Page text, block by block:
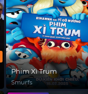
Phim Xì Trum
Smurfs